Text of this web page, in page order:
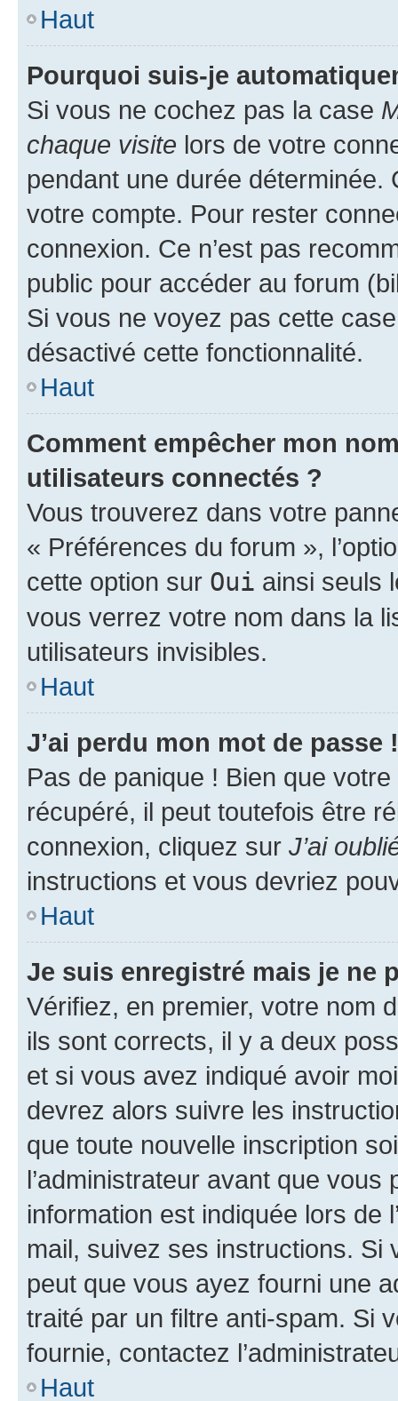
Haut
Pourquoi suis-je
Si vous ne cochez pas la case
chaque visite lors de votre
pendant une durée déterminée.
votre compte. Pour rester
connexion. Ce n’est pas
public pour accéder au forum
Si vous ne voyez pas cette
désactivé cette fonctionnalité.
Haut
Comment empêcher mon
utilisateurs connectés ?
Vous trouverez dans votre
« Préférences du forum »,
cette option sur Oui ainsi seuls
vous verrez votre nom dans la
utilisateurs invisibles.
Haut
J’ai perdu mon mot de passe !
Pas de panique ! Bien que
récupéré, il peut toutefois être
connexion, cliquez sur J’ai
instructions et vous devriez
Haut
Je suis enregistré mais je ne
Vérifiez, en premier, votre nom
ils sont corrects, il y a deux
et si vous avez indiqué avoir
devrez alors suivre les
que toute nouvelle inscription
l’administrateur avant que
information est indiquée lors de
mail, suivez ses instructions. Si
peut que vous ayez fourni une
traité par un filtre anti-spam. Si
fournie, contactez
Haut